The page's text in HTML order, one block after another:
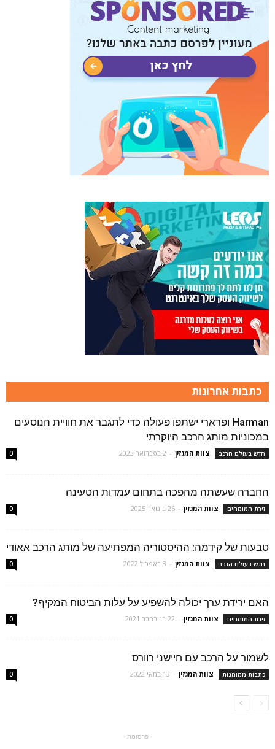
כתבות אחרונות
Harman ופרארי ישתפו פעולה כדי לתגבר את חוויית הנוסעים
במכוניות מותג הרכב היוקרתי
חדש בעולם הרכב צוות המגזין - 2 בפברואר 2023 0
החברה שעשתה מהפכה בתחום עמדות הטעינה
זירת המומחים צוות המגזין - 26 בינואר 2025 0
טבעות של קידמה: ההיסטוריה המפתיעה של מותג הרכב אאודי
חדש בעולם הרכב צוות המגזין - 3 באפריל 2022 0
האם ירידת ערך יכולה להשפיע על עלות הביטוח המקיף?
זירת המומחים צוות המגזין - 22 בנובמבר 2021 0
לשמור על הרכב עם חיישני רוורס
כתבות ממומנות צוות המגזין - 13 במאי 2022 0
- פרסומת -